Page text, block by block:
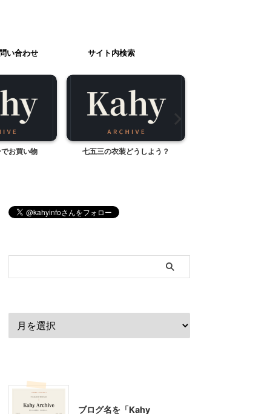
い合わせ サイト内検索
お買い物 七五三の衣装どうしよう？
ブログ名を「Kahy